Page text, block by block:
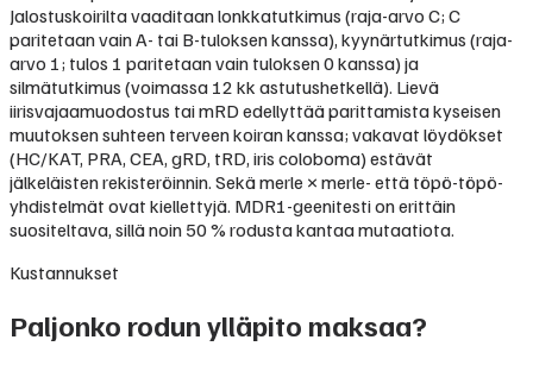
Jalostuskoirilta vaaditaan lonkkatutkimus (raja-arvo C; C
paritetaan vain A- tai B-tuloksen kanssa), kyynärtutkimus (raja-
arvo 1; tulos 1 paritetaan vain tuloksen 0 kanssa) ja
silmätutkimus (voimassa 12 kk astutushetkellä). Lievä
iirisvajaamuodostus tai mRD edellyttää parittamista kyseisen
muutoksen suhteen terveen koiran kanssa; vakavat löydökset
(HC/KAT, PRA, CEA, gRD, tRD, iris coloboma) estävät
jälkeläisten rekisteröinnin. Sekä merle × merle- että töpö-töpö-
yhdistelmät ovat kiellettyjä. MDR1-geenitesti on erittäin
suositeltava, sillä noin 50 % rodusta kantaa mutaatiota.
Kustannukset
Paljonko rodun ylläpito maksaa?